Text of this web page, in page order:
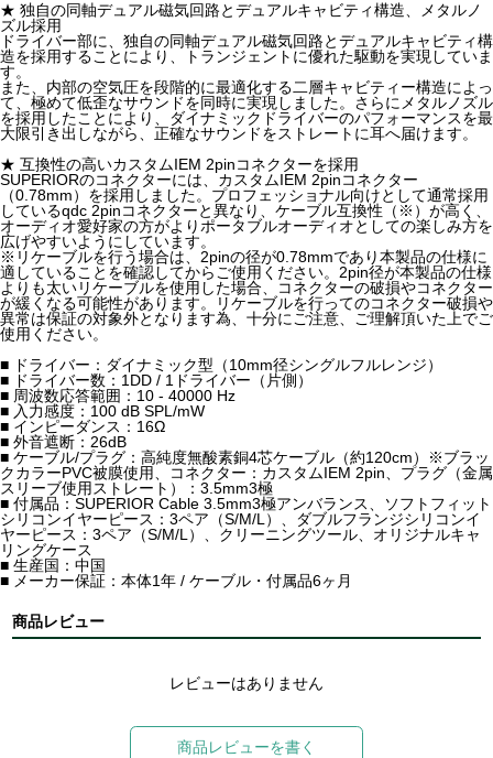
★ 独自の同軸デュアル磁気回路とデュアルキャビティ構造、メタルノ
ズル採用
ドライバー部に、独自の同軸デュアル磁気回路とデュアルキャビティ構
造を採用することにより、トランジェントに優れた駆動を実現していま
す。
また、内部の空気圧を段階的に最適化する二層キャビティー構造によっ
て、極めて低歪なサウンドを同時に実現しました。さらにメタルノズル
を採用したことにより、ダイナミックドライバーのパフォーマンスを最
大限引き出しながら、正確なサウンドをストレートに耳へ届けます。
★ 互換性の高いカスタムIEM 2pinコネクターを採用
SUPERIORのコネクターには、カスタムIEM 2pinコネクター
（0.78mm）を採用しました。プロフェッショナル向けとして通常採用
しているqdc 2pinコネクターと異なり、ケーブル互換性（※）が高く、
オーディオ愛好家の方がよりポータブルオーディオとしての楽しみ方を
広げやすいようにしています。
※リケーブルを行う場合は、2pinの径が0.78mmであり本製品の仕様に
適していることを確認してからご使用ください。2pin径が本製品の仕様
よりも太いリケーブルを使用した場合、コネクターの破損やコネクター
が緩くなる可能性があります。リケーブルを行ってのコネクター破損や
異常は保証の対象外となります為、十分にご注意、ご理解頂いた上でご
使用ください。
■ ドライバー：ダイナミック型（10mm径シングルフルレンジ）
■ ドライバー数：1DD / 1ドライバー（片側）
■ 周波数応答範囲：10 - 40000 Hz
■ 入力感度：100 dB SPL/mW
■ インピーダンス：16Ω
■ 外音遮断：26dB
■ ケーブル/プラグ：高純度無酸素銅4芯ケーブル（約120cm）※ブラッ
クカラーPVC被膜使用、コネクター：カスタムIEM 2pin、プラグ（金属
スリーブ使用ストレート）：3.5mm3極
■ 付属品：SUPERIOR Cable 3.5mm3極アンバランス、ソフトフィット
シリコンイヤーピース：3ペア（S/M/L）、ダブルフランジシリコンイ
ヤーピース：3ペア（S/M/L）、クリーニングツール、オリジナルキャ
リングケース
■ 生産国：中国
■ メーカー保証：本体1年 / ケーブル・付属品6ヶ月
商品レビュー
レビューはありません
商品レビューを書く